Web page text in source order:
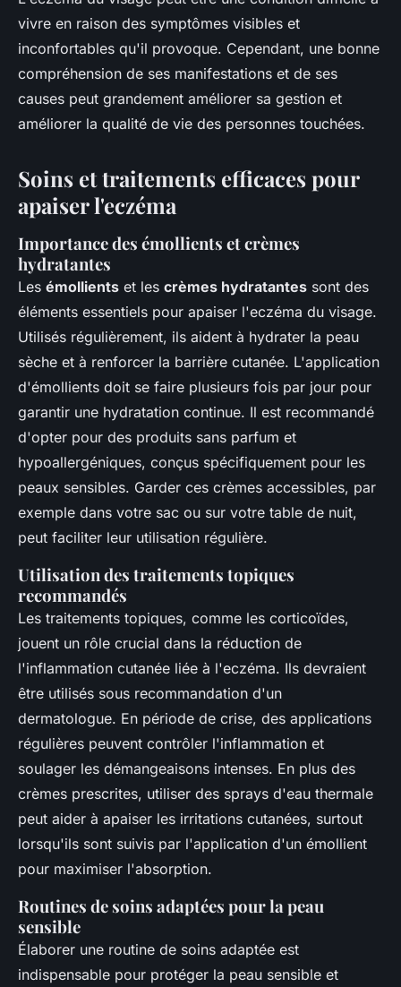
vivre en raison des symptômes visibles et
inconfortables qu'il provoque. Cependant, une bonne
compréhension de ses manifestations et de ses
causes peut grandement améliorer sa gestion et
améliorer la qualité de vie des personnes touchées.
Soins et traitements efficaces pour
apaiser l'eczéma
Importance des émollients et crèmes
hydratantes
Les émollients et les crèmes hydratantes sont des
éléments essentiels pour apaiser l'eczéma du visage.
Utilisés régulièrement, ils aident à hydrater la peau
sèche et à renforcer la barrière cutanée. L'application
d'émollients doit se faire plusieurs fois par jour pour
garantir une hydratation continue. Il est recommandé
d'opter pour des produits sans parfum et
hypoallergéniques, conçus spécifiquement pour les
peaux sensibles. Garder ces crèmes accessibles, par
exemple dans votre sac ou sur votre table de nuit,
peut faciliter leur utilisation régulière.
Utilisation des traitements topiques
recommandés
Les traitements topiques, comme les corticoïdes,
jouent un rôle crucial dans la réduction de
l'inflammation cutanée liée à l'eczéma. Ils devraient
être utilisés sous recommandation d'un
dermatologue. En période de crise, des applications
régulières peuvent contrôler l'inflammation et
soulager les démangeaisons intenses. En plus des
crèmes prescrites, utiliser des sprays d'eau thermale
peut aider à apaiser les irritations cutanées, surtout
lorsqu'ils sont suivis par l'application d'un émollient
pour maximiser l'absorption.
Routines de soins adaptées pour la peau
sensible
Élaborer une routine de soins adaptée est
indispensable pour protéger la peau sensible et